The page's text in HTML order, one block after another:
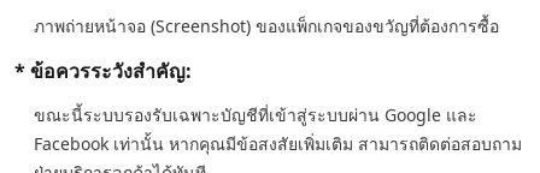
ภาพถ่ายหน้าจอ (Screenshot) ของแพ็กเกจของขวัญที่ต้องการซื้อ
* ข้อควรระวังสำคัญ:
ขณะนี้ระบบรองรับเฉพาะบัญชีที่เข้าสู่ระบบผ่าน Google และ
Facebook เท่านั้น หากคุณมีข้อสงสัยเพิ่มเติม สามารถติดต่อสอบถาม